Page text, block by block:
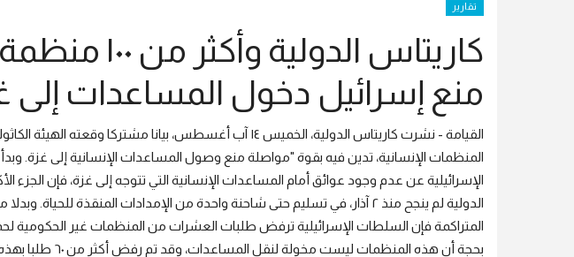
تقارير
كاريتاس
منع إسرائيل دخول المساعدات إلى
المنظمات الإنسانية، تدين فيه بقوة "مواصلة منع وصول المساعدات الإنسانية إلى غزة.
الإسرائيلية عن عدم وجود عوائق أمام المساعدات الإنسانية التي تتوجه إلى غزة، فإن الجزء
الدولية لم ينجح منذ ٢ آذار، في تسليم حتى شاحنة واحدة من الإمدادات المنقذة للحياة.
المتراكمة فإن السلطات الإسرائيلية ترفض طلبات العشرات من المنظمات غير الحكومية
بحجة أن هذه المنظمات